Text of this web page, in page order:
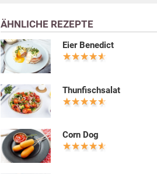
ÄHNLICHE REZEPTE
Eier Benedict
Thunfischsalat
Corn Dog